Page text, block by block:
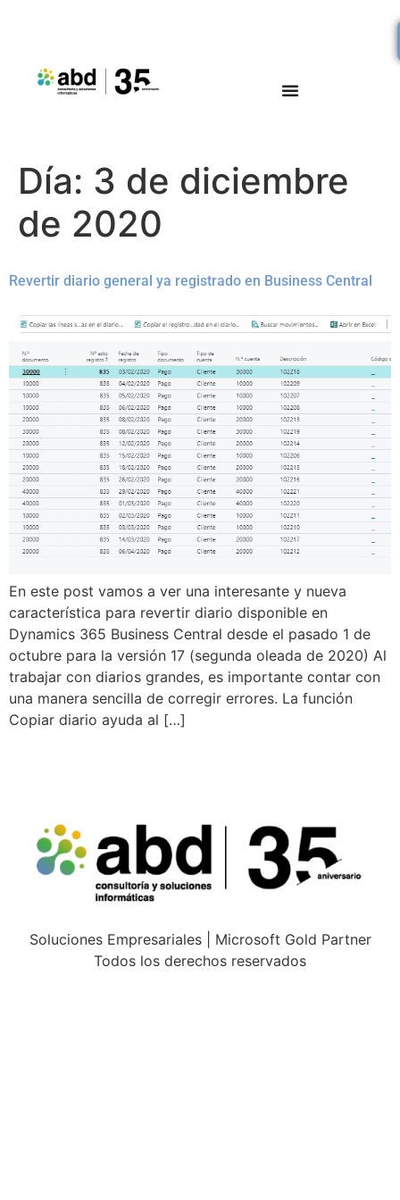
Día: 3 de diciembre
de 2020
Revertir diario general ya registrado en Business Central
En este post vamos a ver una interesante y nueva
característica para revertir diario disponible en
Dynamics 365 Business Central desde el pasado 1 de
octubre para la versión 17 (segunda oleada de 2020) Al
trabajar con diarios grandes, es importante contar con
una manera sencilla de corregir errores. La función
Copiar diario ayuda al […]
Soluciones Empresariales | Microsoft Gold Partner
Todos los derechos reservados